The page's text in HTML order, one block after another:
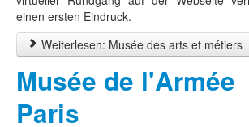
einen ersten Eindruck.
Weiterlesen: Musée des arts et métiers
Musée de l'Armée
Paris